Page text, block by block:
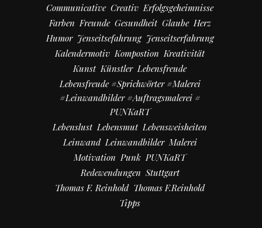
Communicative Creativ Erfolgsgeheimnisse
Farben Freunde Gesundheit Glaube Herz
Humor Jenseitsefahrung Jenseitserfahrung
Kalendermotiv Kompostion Kreativität
Kunst Künstler Lebensfreude
Lebensfreude #Sprichwörter #Malerei
#Leinwandbilder #Auftragsmalerei #
PUNKaRT
Lebenslust Lebensmut Lebensweisheiten
Leinwand Leinwandbilder Malerei
Motivation Punk PUNKaRT
Redewendungen Stuttgart
Thomas F. Reinhold Thomas F.Reinhold
Tipps